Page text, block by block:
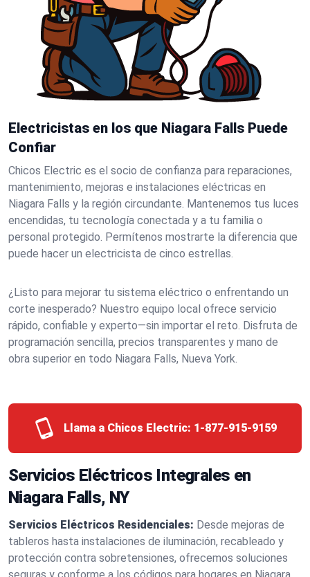
Electricistas en los que Niagara Falls Puede
Confiar
Chicos Electric es el socio de confianza para reparaciones,
mantenimiento, mejoras e instalaciones eléctricas en
Niagara Falls y la región circundante. Mantenemos tus luces
encendidas, tu tecnología conectada y a tu familia o
personal protegido. Permítenos mostrarte la diferencia que
puede hacer un electricista de cinco estrellas.
¿Listo para mejorar tu sistema eléctrico o enfrentando un
corte inesperado? Nuestro equipo local ofrece servicio
rápido, confiable y experto—sin importar el reto. Disfruta de
programación sencilla, precios transparentes y mano de
obra superior en todo Niagara Falls, Nueva York.
Llama a Chicos Electric: 1-877-915-9159
Servicios Eléctricos Integrales en
Niagara Falls, NY
Servicios Eléctricos Residenciales: Desde mejoras de
tableros hasta instalaciones de iluminación, recableado y
protección contra sobretensiones, ofrecemos soluciones